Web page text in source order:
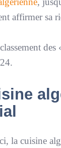
affirmer sa
des
la cuisine